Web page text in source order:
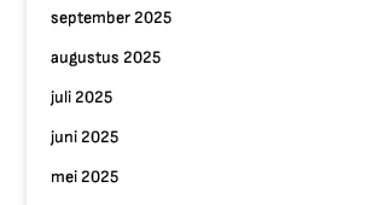
september 2025
augustus 2025
juli 2025
juni 2025
mei 2025